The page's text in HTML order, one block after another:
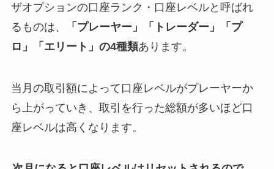
ザオプションの口座ランク・口座レベルと呼ばれ
るものは、
「プレーヤー」「トレーダー」「プ
ロ」「エリート」の4種類あります。
当月の取引額によって口座レベルがプレーヤーか
ら上がっていき、取引を行った総額が多いほど口
座レベルは高くなります。